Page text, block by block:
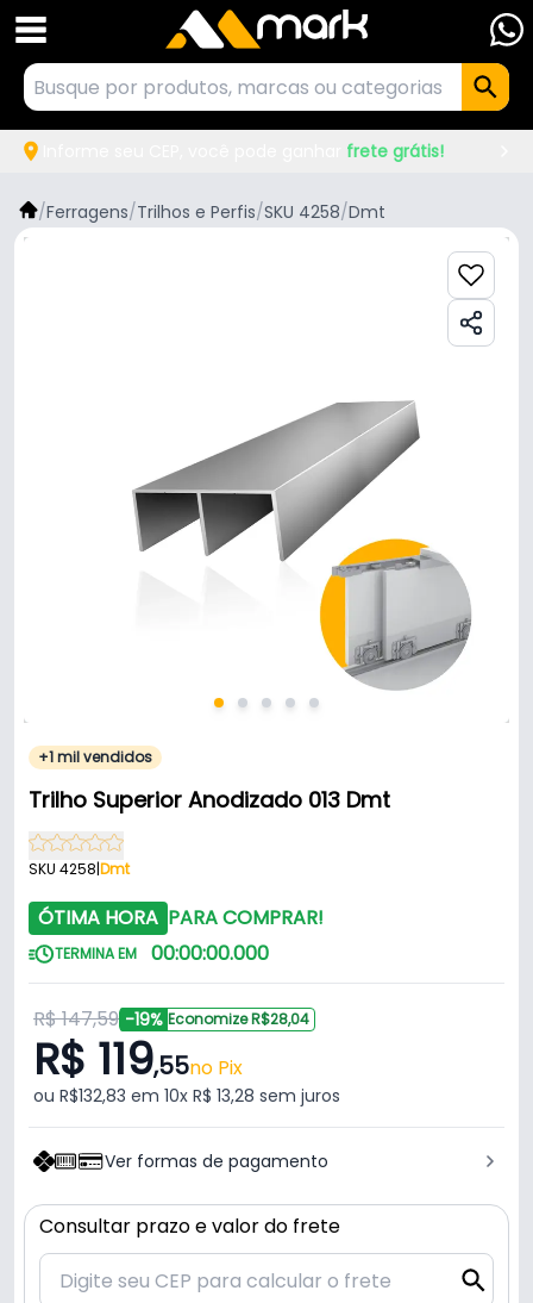
frete grátis!
/Ferragens/Trilhos e Perfis/SKU 4258/Dmt
+1 mil vendidos
Trilho Superior Anodizado 013 Dmt
SKU 4258|Dmt
ÓTIMA HORA PARA COMPRAR!
TERMINA EM 00:00:00.000
R$ 147,59 -19% Economize R$28,04
R$ 119,55no Pix
ou R$132,83 em 10x R$ 13,28 sem juros
Ver formas de pagamento
Consultar prazo e valor do frete